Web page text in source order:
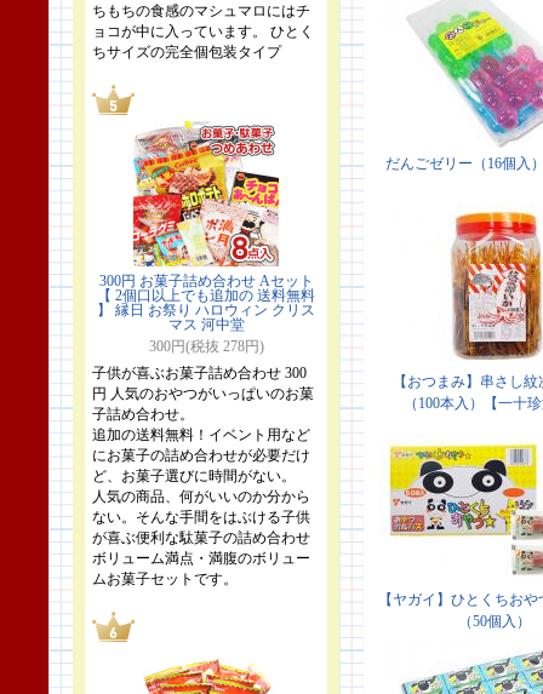
ちもちの食感のマシュマロにはチ
ョコが中に入っています。 ひとく
ちサイズの完全個包装タイプ
300円 お菓子詰め合わせ Aセット
【 2個口以上でも追加の 送料無料
】 縁日 お祭り ハロウィン クリス
マス 河中堂
300円(税抜 278円)
子供が喜ぶお菓子詰め合わせ 300
円 人気のおやつがいっぱいのお菓
子詰め合わせ。
追加の送料無料！イベント用など
にお菓子の詰め合わせが必要だけ
ど、お菓子選びに時間がない。
人気の商品、何がいいのか分から
ない。そんな手間をはぶける子供
が喜ぶ便利な駄菓子の詰め合わせ
ボリューム満点・満腹のボリュー
ムお菓子セットです。